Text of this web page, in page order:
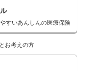
すいあんしんの医療保険
お考えの方